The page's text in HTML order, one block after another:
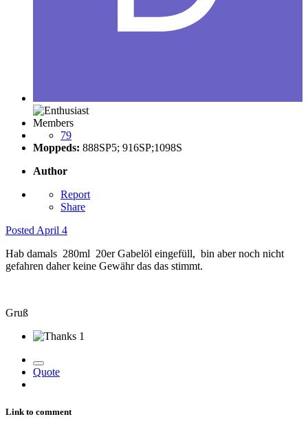
Members
79
Moppeds: 888SP5; 916SP;1098S
Author
Report
Share
Posted April 4
Hab damals 280ml 20er Gabelöl eingefüll, bin aber noch nicht
gefahren daher keine Gewähr das das stimmt.
Gruß
1
Quote
Link to comment